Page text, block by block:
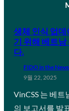
생체 인식 업
기 위해 베트
다.
FIDO in the News
9월 22, 2025
VinCSS 는 베
의 보고서를 발